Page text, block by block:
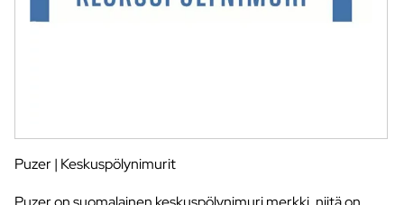
Puzer | Keskuspölynimurit